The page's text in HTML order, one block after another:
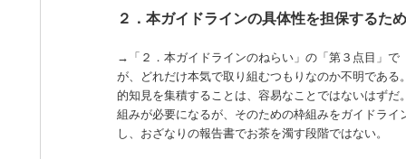
２．本ガイドラインの具体性を担保するた
→「２．本ガイドラインのねらい」の「第３点目」
が、どれだけ本気で取り組むつもりなのか不明であ
的知見を集積することは、容易なことではないはず
組みが必要になるが、そのための枠組みをガイドラ
し、おざなりの報告書でお茶を濁す段階ではない。